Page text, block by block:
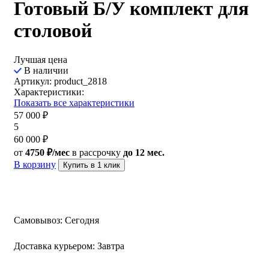
Готовый Б/У комплект для
столовой
Лучшая цена
В наличии
Артикул: product_2818
Характеристики:
Показать все характеристики
57 000 ₽
5
60 000 ₽
от 4750 ₽/мес в рассрочку до 12 мес.
В корзину
Купить в 1 клик
Самовывоз: Сегодня
Доставка курьером: Завтра